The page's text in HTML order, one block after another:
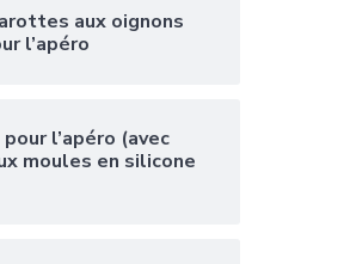
aux oignons
l’apéro
l’apéro (avec
moules en silicone